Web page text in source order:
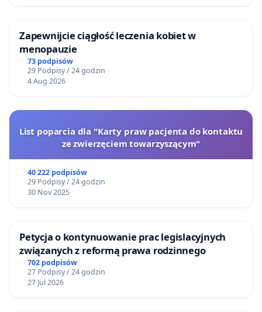
Zapewnijcie ciągłość leczenia kobiet w
menopauzie
73 podpisów
29 Podpisy / 24 godzin
4 Aug 2026
List poparcia dla "Karty praw pacjenta do kontaktu
ze zwierzęciem towarzyszącym"
40 222 podpisów
29 Podpisy / 24 godzin
30 Nov 2025
Petycja o kontynuowanie prac legislacyjnych
związanych z reformą prawa rodzinnego
702 podpisów
27 Podpisy / 24 godzin
27 Jul 2026